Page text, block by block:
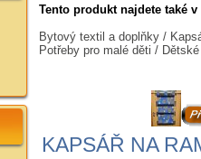
Tento produkt najdete také
Bytový textil a doplňky /
Potřeby pro malé děti /
KAPSÁŘ NA